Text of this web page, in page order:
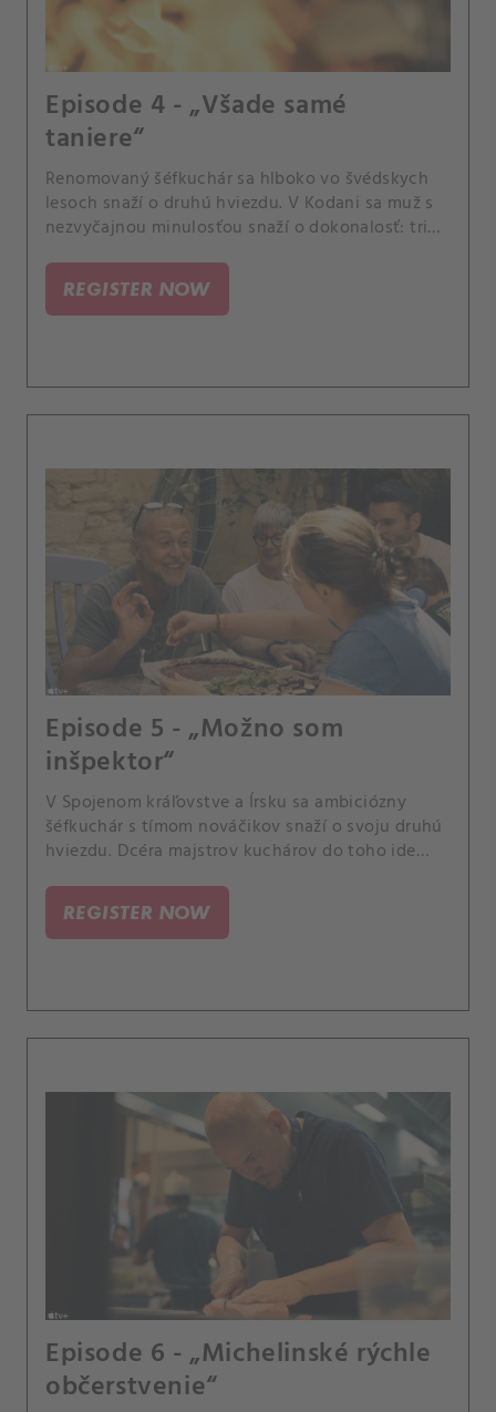
Episode 4 - „Všade samé
taniere“
Renomovaný šéfkuchár sa hlboko vo švédskych
lesoch snaží o druhú hviezdu. V Kodani sa muž s
nezvyčajnou minulosťou snaží o dokonalosť: tri
REGISTER NOW
Episode 5 - „Možno som
inšpektor“
V Spojenom kráľovstve a Írsku sa ambiciózny
šéfkuchár s tímom nováčikov snaží o svoju druhú
hviezdu. Dcéra majstrov kuchárov do toho ide
REGISTER NOW
Episode 6 - „Michelinské rýchle
občerstvenie“